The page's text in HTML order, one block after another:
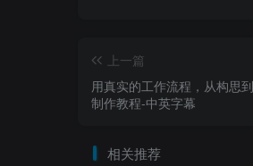
上一篇
用真实的工作流程，从构思
制作教程-中英字幕
相关推荐